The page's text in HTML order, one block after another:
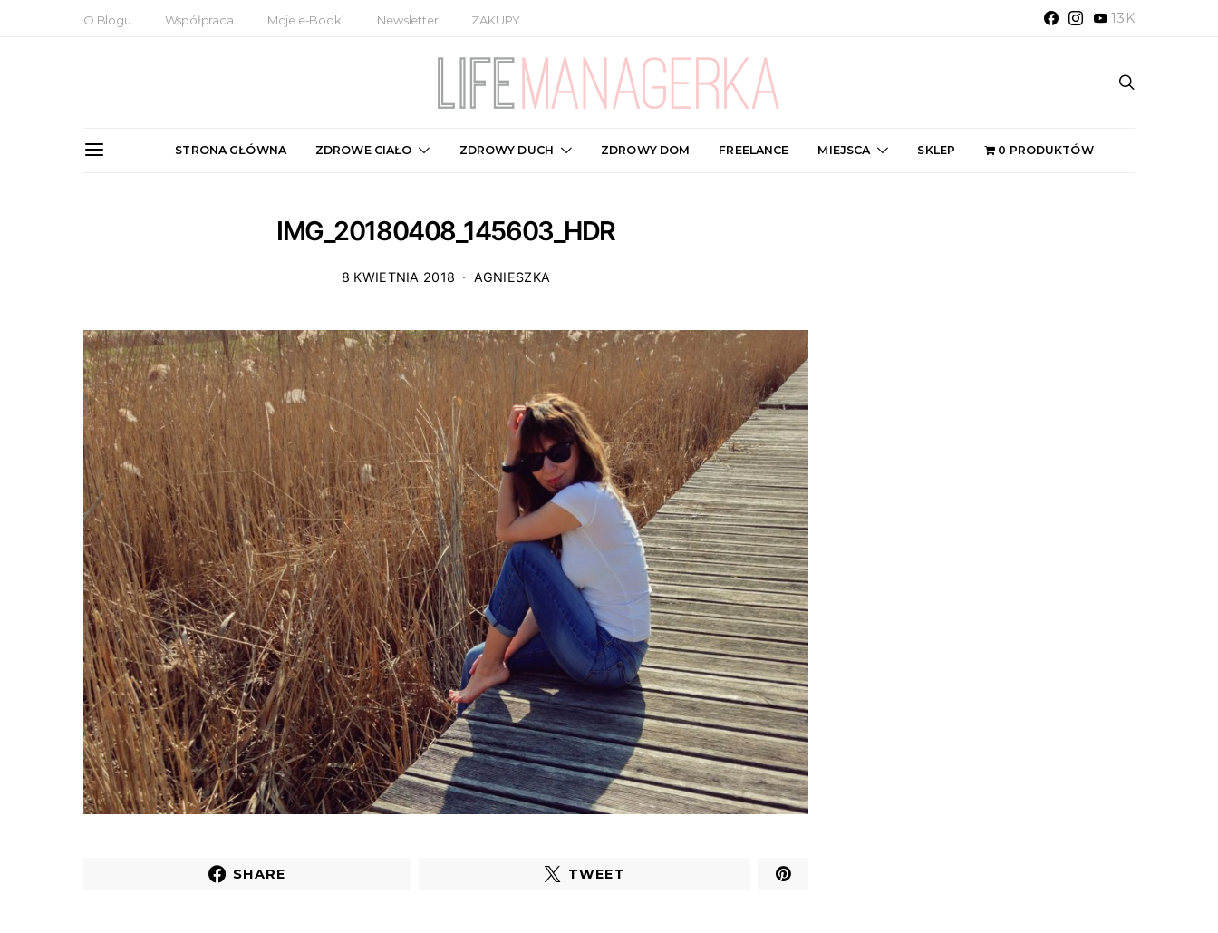
O Blogu Współpraca Moje e-Booki Newsletter ZAKUPY 13K
STRONA GŁÓWNA ZDROWE CIAŁO ZDROWY DUCH ZDROWY DOM FREELANCE MIEJSCA SKLEP 0 PRODUKTÓW
IMG_20180408_145603_HDR
8 KWIETNIA 2018 AGNIESZKA
SHARE TWEET